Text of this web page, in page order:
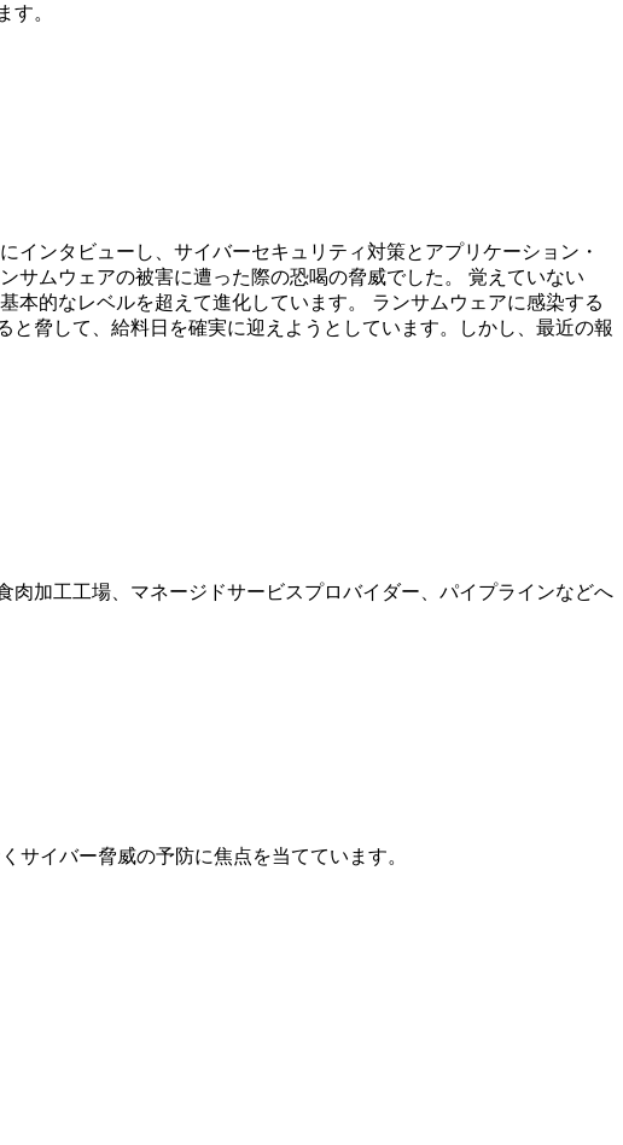
す。
インタビューし、サイバーセキュリティ対策とアプリケーション・
サムウェアの被害に遭った際の恐喝の脅威でした。 覚えていない
本的なレベルを超えて進化しています。 ランサムウェアに感染する
脅して、給料日を確実に迎えようとしています。しかし、最近の報
加工工場、マネージドサービスプロバイダー、パイプラインなどへ
サイバー脅威の予防に焦点を当てています。